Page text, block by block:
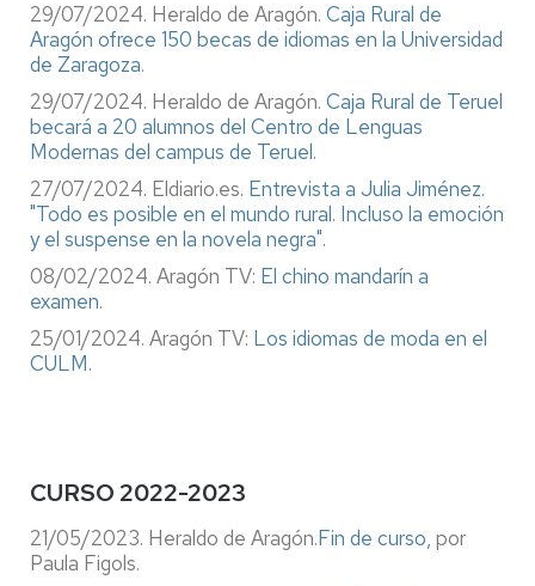
29/07/2024. Heraldo de Aragón. Caja Rural de
Aragón ofrece 150 becas de idiomas en la Universidad
de Zaragoza.
29/07/2024. Heraldo de Aragón. Caja Rural de Teruel
becará a 20 alumnos del Centro de Lenguas
Modernas del campus de Teruel.
27/07/2024. Eldiario.es. Entrevista a Julia Jiménez.
"Todo es posible en el mundo rural. Incluso la emoción
y el suspense en la novela negra".
08/02/2024. Aragón TV: El chino mandarín a
examen.
25/01/2024. Aragón TV: Los idiomas de moda en el
CULM.
CURSO 2022-2023
21/05/2023. Heraldo de Aragón.Fin de curso, por
Paula Figols.